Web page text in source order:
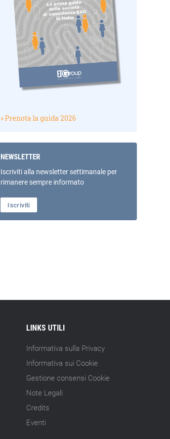
» Prenota la guida 2026
NEWSLETTER
Iscriviti alla newsletter settimanale per
rimanere sempre informato
Iscriviti
LINKS UTILI
Informativa sulla Privacy
Informativa sui Cookie
Gestione consensi Cookie
Note Legali
Credits
Eventi